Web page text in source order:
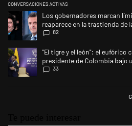
CONVERSACIONES ACTIVAS
Este listado muestra los artículos con
Un artículo de tendencia con el título
Los gobernadores marcan
reaparece en la trastienda de
82
Un artículo de tendencia con el título ""El
"El tigre y el león": el eufórico
presidente de Colombia bajo
tensión
33